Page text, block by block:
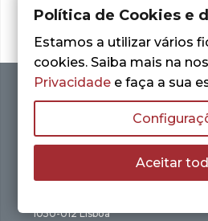
1050-012 Lisboa
Política de Cookies e
Estamos a utilizar vários
cookies. Saiba mais na
Privacidade e faça a sua
Aceitar